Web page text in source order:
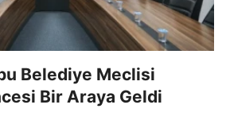
Belediye Meclisi
Bir Araya Geldi